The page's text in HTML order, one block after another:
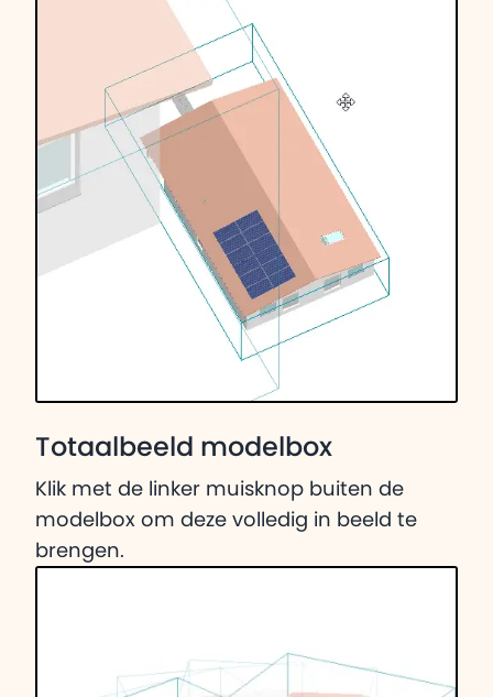
Totaalbeeld modelbox
Klik met de linker muisknop buiten de
modelbox om deze volledig in beeld te
brengen.